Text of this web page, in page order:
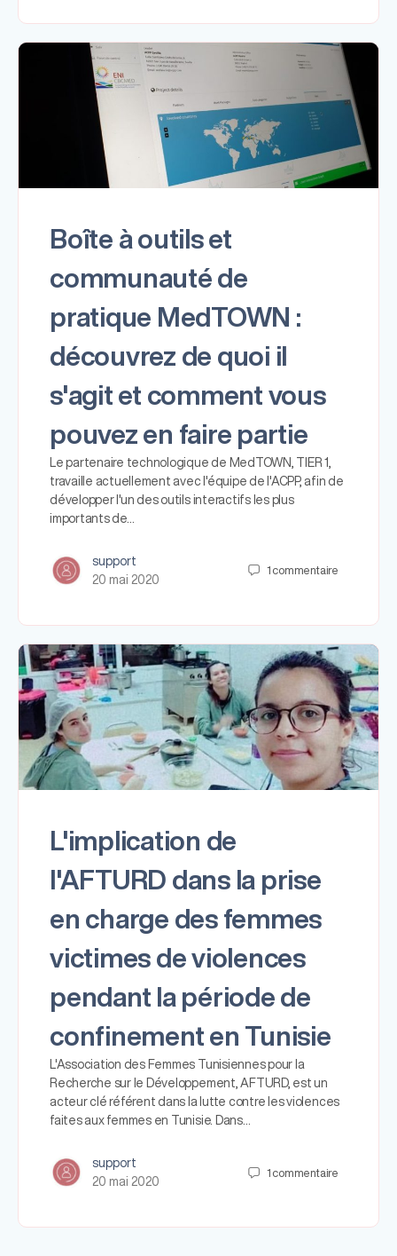
Boîte à outils et
communauté de
pratique MedTOWN :
découvrez de quoi il
s'agit et comment vous
pouvez en faire partie
Le partenaire technologique de MedTOWN, TIER 1,
travaille actuellement avec l'équipe de l'ACPP, afin de
développer l'un des outils interactifs les plus
importants de…
support
20 mai 2020
1 commentaire
L'implication de
l'AFTURD dans la prise
en charge des femmes
victimes de violences
pendant la période de
confinement en Tunisie
L'Association des Femmes Tunisiennes pour la
Recherche sur le Développement, AFTURD, est un
acteur clé référent dans la lutte contre les violences
faites aux femmes en Tunisie. Dans…
support
20 mai 2020
1 commentaire